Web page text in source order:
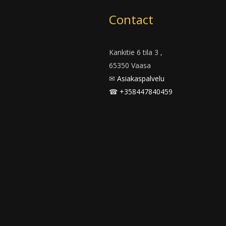
Contact
Kankitie 6 tila 3 ,
65350 Vaasa
✉ Asiakaspalvelu
☎ +358447840459